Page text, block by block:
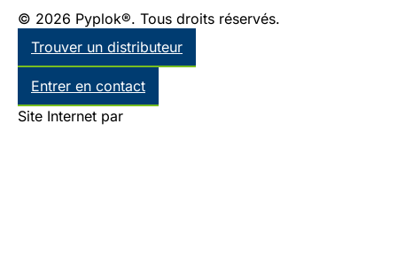
© 2026 Pyplok®. Tous droits réservés.
Trouver un distributeur
Entrer en contact
Site Internet par